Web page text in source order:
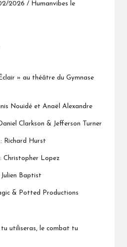
2026 / Humanvibes le
» au théâtre du Gymnase
Nouidé et Anaël Alexandre
Clarkson & Jefferson Turner
Richard Hurst
Christopher Lopez
Baptist
& Potted Productions
utiliseras, le combat tu